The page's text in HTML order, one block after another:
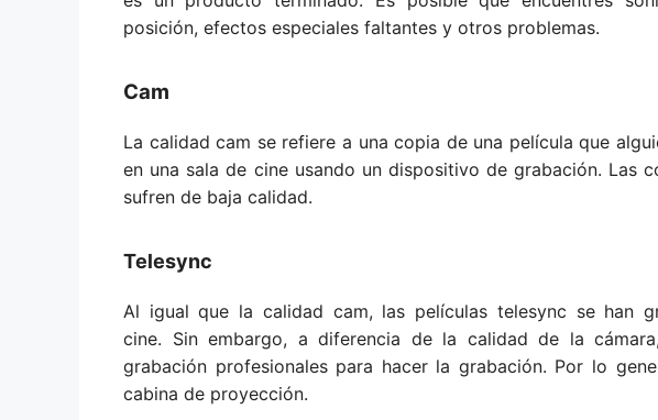
posición, efectos especiales faltantes y otros problemas.
Cam
La calidad cam se refiere a una copia de una película que
en una sala de cine usando un dispositivo de grabación. Las
sufren de baja calidad.
Telesync
Al igual que la calidad cam, las películas telesync se han
cine. Sin embargo, a diferencia de la calidad de la
grabación profesionales para hacer la grabación. Por lo
cabina de proyección.